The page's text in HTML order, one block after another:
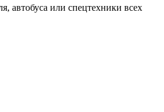
автобуса или спецтехники всех